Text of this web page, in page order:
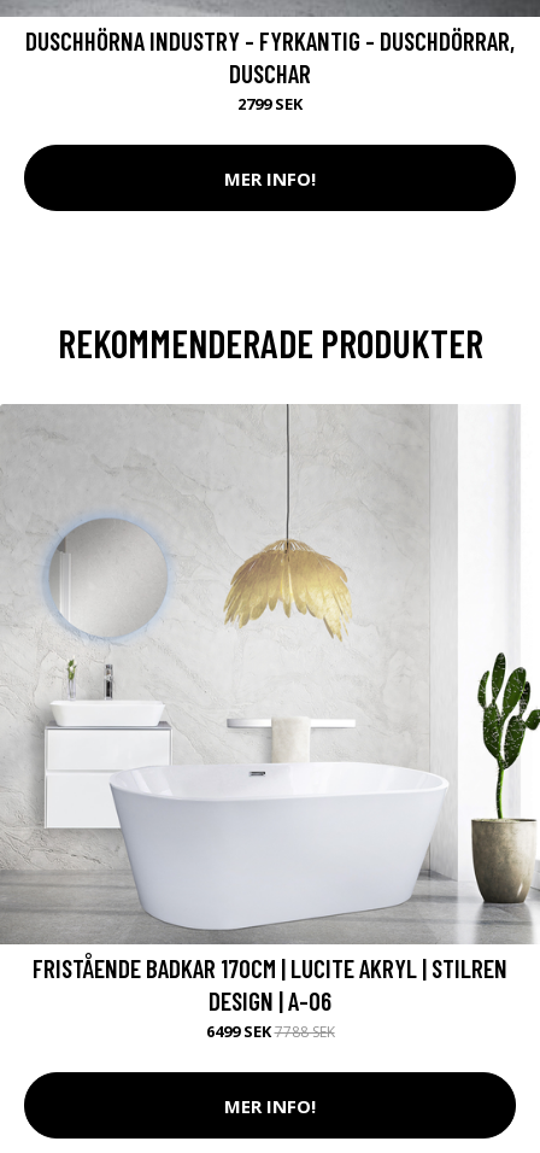
DUSCHHÖRNA INDUSTRY - FYRKANTIG - DUSCHDÖRRAR,
DUSCHAR
2799 SEK
MER INFO!
REKOMMENDERADE PRODUKTER
FRISTÅENDE BADKAR 170CM | LUCITE AKRYL | STILREN
DESIGN | A-06
6499 SEK7788 SEK
MER INFO!